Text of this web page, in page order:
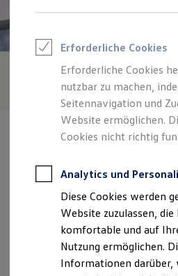
Kühlfahrzeuge
ONE Business ID Vorteile
Fahrzeugsuche & Marktplatz
Fahrzeugsuche
Fahrzeuge online kaufen
Digitaler Marktplatz
Kauf & Finanzierung
Online-
Aktionen & Angebote
Für
Profi Paket
TopDeal
Gebrauchtwagen
ProfiPartner für
Zertifizierte
Finanzierung
Für Privatkunden
Verantwortlich für die Inhalte auf
Gelb - Sohn GmbH (Impressum &
Erforderliche Cookies
Erforderliche Cookies
nutzbar zu machen,
Seitennavigation und
Website ermöglichen.
Cookies nicht richtig
Analytics und
Diese Cookies werden
Website zuzulassen,
komfortable und auf
Nutzung ermöglichen.
Informationen darüber,